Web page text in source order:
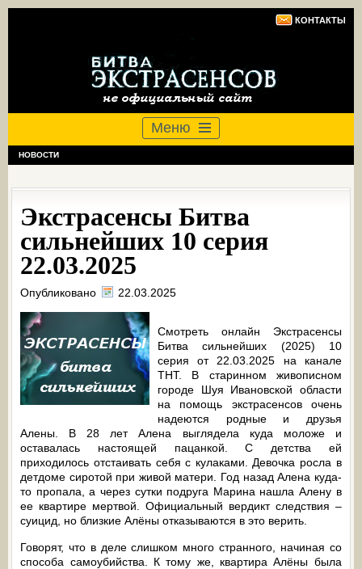
КОНТАКТЫ
Меню
НОВОСТИ
Экстрасенсы Битва
сильнейших 10 серия
22.03.2025
Опубликовано 22.03.2025
Смотреть онлайн Экстрасенсы
Битва сильнейших (2025) 10
серия от 22.03.2025 на канале
ТНТ. В старинном живописном
городе Шуя Ивановской области
на помощь экстрасенсов очень
надеются родные и друзья
Алены. В 28 лет Алена выглядела куда моложе и
оставалась настоящей пацанкой. С детства ей
приходилось отстаивать себя с кулаками. Девочка росла в
детдоме сиротой при живой матери. Год назад Алена куда-
то пропала, а через сутки подруга Марина нашла Алену в
ее квартире мертвой. Официальный вердикт следствия –
суицид, но близкие Алёны отказываются в это верить.
Говорят, что в деле слишком много странного, начиная со
способа самоубийства. К тому же, квартира Алёны была